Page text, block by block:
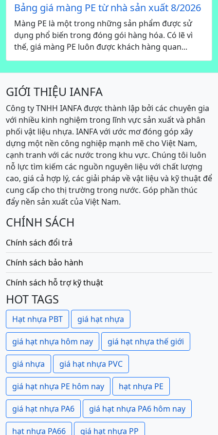
Bảng giá màng PE từ nhà sản xuất 8/2026
Màng PE là một trong những sản phẩm được sử
dụng phổ biến trong đóng gói hàng hóa. Có lẽ vì
thế, giá màng PE luôn được khách hàng quan...
GIỚI THIỆU IANFA
Công ty TNHH IANFA được thành lập bởi các chuyên gia
với nhiều kinh nghiệm trong lĩnh vực sản xuất và phân
phối vật liệu nhựa. IANFA với ước mơ đóng góp xây
dựng một nền công nghiệp mạnh mẽ cho Việt Nam,
cạnh tranh với các nước trong khu vực. Chúng tôi luôn
nỗ lực tìm kiếm các nguồn nguyên liệu với chất lượng
cao, giá cả hợp lý, các giải pháp về vật liệu và kỹ thuật để
cung cấp cho thị trường trong nước. Góp phần thúc
đẩy nền sản xuất của Việt Nam.
CHÍNH SÁCH
Chính sách đổi trả
Chính sách bảo hành
Chính sách hỗ trợ kỹ thuật
HOT TAGS
Hạt nhựa PBT giá hạt nhựa
giá hạt nhựa hôm nay giá hạt nhựa thế giới
giá nhựa giá hạt nhựa PVC
giá hạt nhựa PE hôm nay hạt nhựa PE
giá hạt nhựa PA6 giá hạt nhựa PA6 hôm nay
hạt nhựa PA66 giá hạt nhựa PP